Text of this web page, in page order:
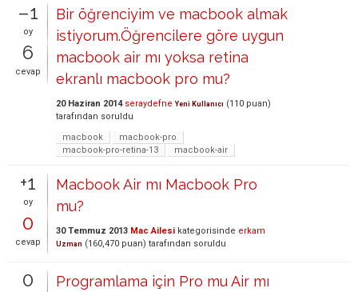
–1
oy
6
cevap
Bir öğrenciyim ve macbook almak
istiyorum.Öğrencilere göre uygun
macbook air mı yoksa retina
ekranlı macbook pro mu?
20 Haziran 2014 seraydefne Yeni Kullanıcı (110 puan)
tarafından soruldu
macbook
macbook-pro
macbook-pro-retina-13
macbook-air
+1
oy
0
cevap
Macbook Air mı Macbook Pro
mu?
30 Temmuz 2013 Mac Ailesi kategorisinde erkam
Uzman (160,470 puan) tarafından soruldu
0
Programlama için Pro mu Air mı